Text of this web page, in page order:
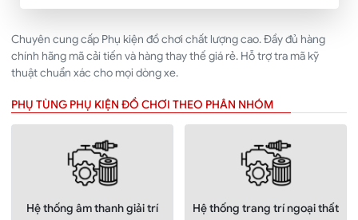
Chuyên cung cấp Phụ kiện đồ chơi chất lượng cao. Đầy đủ hàng
chính hãng mã cải tiến và hàng thay thế giá rẻ. Hỗ trợ tra mã kỹ
thuật chuẩn xác cho mọi dòng xe.
PHỤ TÙNG PHỤ KIỆN ĐỒ CHƠI THEO PHÂN NHÓM
Hệ thống âm thanh giải trí Hệ thống trang trí ngoại thất